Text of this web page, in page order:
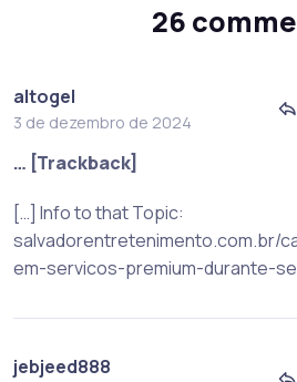
26
altogel
3 de dezembro de 2024
… [Trackback]
[…] Info to that Topic:
salvadorentretenimento.com.br/
em-servicos-premium-durante-
jebjeed888